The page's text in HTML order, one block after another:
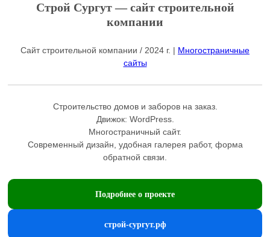
Строй Сургут — сайт строительной
компании
Сайт строительной компании / 2024 г. | Многостраничные
сайты
Строительство домов и заборов на заказ.
Движок: WordPress.
Многостраничный сайт.
Современный дизайн, удобная галерея работ, форма
обратной связи.
Подробнее о проекте
строй-сургут.рф